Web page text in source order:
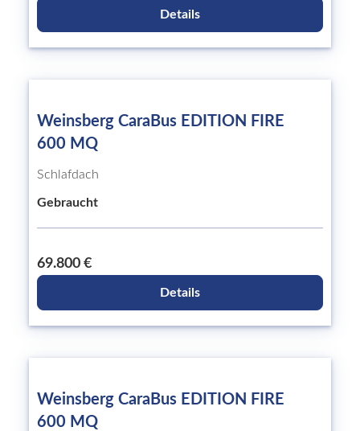
Details
Weinsberg CaraBus EDITION FIRE
600 MQ
Schlafdach
Gebraucht
69.800 €
Details
Weinsberg CaraBus EDITION FIRE
600 MQ